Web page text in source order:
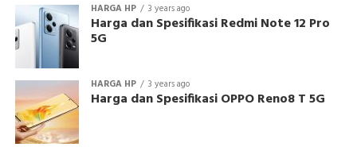
HARGA HP 3 years ago
Harga dan Spesifikasi Redmi Note 12 Pro
5G
HARGA HP 3 years ago
Harga dan Spesifikasi OPPO Reno8 T 5G